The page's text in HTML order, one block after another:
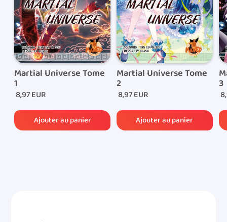
Martial Universe Tome
1
8,97 EUR
Martial Universe Tome
2
8,97 EUR
3